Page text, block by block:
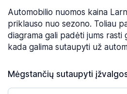
Automobilio nuomos kaina
priklauso nuo sezono. Toliau
diagrama gali padėti jums rasti
kada galima sutaupyti už
Mėgstančių sutaupyti